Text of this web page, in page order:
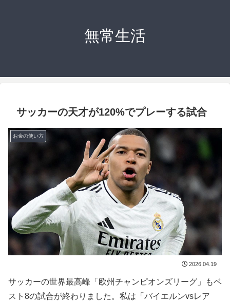
無常生活
サッカーの天才が120%でプレーする試合
お金の使い方
2026.04.19
サッカーの世界最高峰「欧州チャンピオンズリーグ」もベ
スト8の試合が終わりました。私は「バイエルンvsレア